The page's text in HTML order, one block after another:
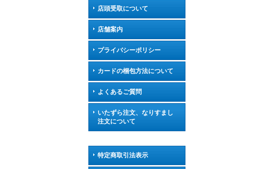
店頭受取について
店舗案内
プライバシーポリシー
カードの梱包方法について
よくあるご質問
いたずら注文、なりすまし
注文について
特定商取引法表示